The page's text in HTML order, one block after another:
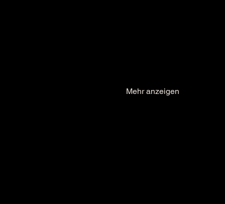
Mehr anzeigen